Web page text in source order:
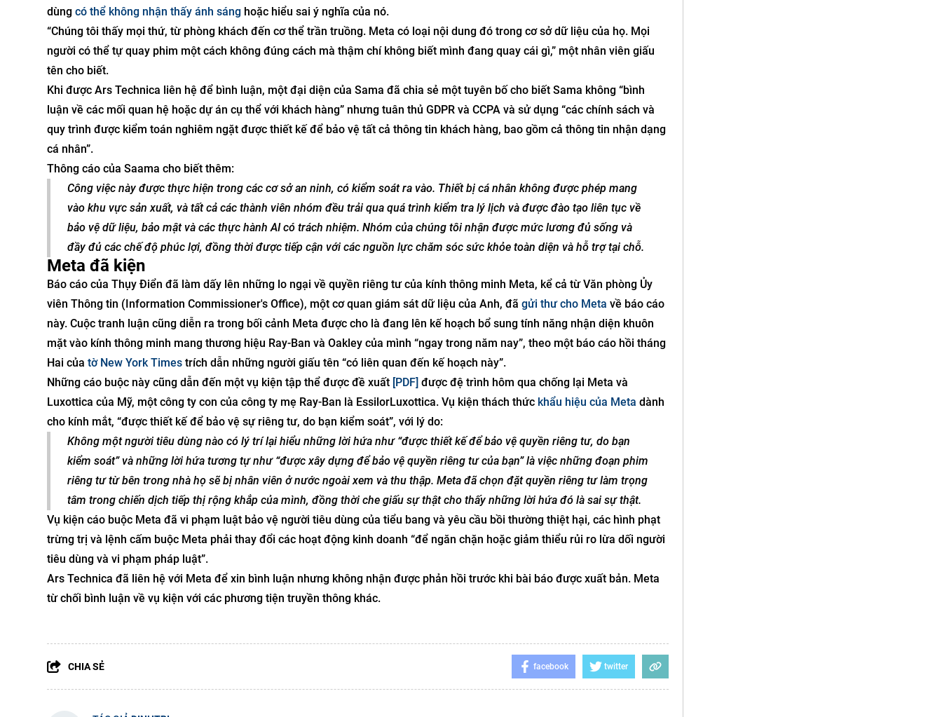
dùng có thể không nhận thấy ánh sáng hoặc hiểu sai ý nghĩa của nó.
“Chúng tôi thấy mọi thứ, từ phòng khách đến cơ thể trần truồng. Meta có loại nội dung đó trong cơ sở dữ liệu của họ. Mọi
người có thể tự quay phim một cách không đúng cách mà thậm chí không biết mình đang quay cái gì,” một nhân viên giấu
tên cho biết.
Khi được Ars Technica liên hệ để bình luận, một đại diện của Sama đã chia sẻ một tuyên bố cho biết Sama không “bình
luận về các mối quan hệ hoặc dự án cụ thể với khách hàng” nhưng tuân thủ GDPR và CCPA và sử dụng “các chính sách và
quy trình được kiểm toán nghiêm ngặt được thiết kế để bảo vệ tất cả thông tin khách hàng, bao gồm cả thông tin nhận dạng
cá nhân”.
Thông cáo của Saama cho biết thêm:
Công việc này được thực hiện trong các cơ sở an ninh, có kiểm soát ra vào. Thiết bị cá nhân không được phép mang
vào khu vực sản xuất, và tất cả các thành viên nhóm đều trải qua quá trình kiểm tra lý lịch và được đào tạo liên tục về
bảo vệ dữ liệu, bảo mật và các thực hành AI có trách nhiệm. Nhóm của chúng tôi nhận được mức lương đủ sống và
đầy đủ các chế độ phúc lợi, đồng thời được tiếp cận với các nguồn lực chăm sóc sức khỏe toàn diện và hỗ trợ tại chỗ.
Meta đã kiện
Báo cáo của Thụy Điển đã làm dấy lên những lo ngại về quyền riêng tư của kính thông minh Meta, kể cả từ Văn phòng Ủy
viên Thông tin (Information Commissioner's Office), một cơ quan giám sát dữ liệu của Anh, đã gửi thư cho Meta về báo cáo
này. Cuộc tranh luận cũng diễn ra trong bối cảnh Meta được cho là đang lên kế hoạch bổ sung tính năng nhận diện khuôn
mặt vào kính thông minh mang thương hiệu Ray-Ban và Oakley của mình “ngay trong năm nay”, theo một báo cáo hồi tháng
Hai của tờ New York Times trích dẫn những người giấu tên “có liên quan đến kế hoạch này”.
Những cáo buộc này cũng dẫn đến một vụ kiện tập thể được đề xuất [PDF] được đệ trình hôm qua chống lại Meta và
Luxottica của Mỹ, một công ty con của công ty mẹ Ray-Ban là EssilorLuxottica. Vụ kiện thách thức khẩu hiệu của Meta dành
cho kính mắt, “được thiết kế để bảo vệ sự riêng tư, do bạn kiểm soát”, với lý do:
Không một người tiêu dùng nào có lý trí lại hiểu những lời hứa như “được thiết kế để bảo vệ quyền riêng tư, do bạn
kiểm soát” và những lời hứa tương tự như “được xây dựng để bảo vệ quyền riêng tư của bạn” là việc những đoạn phim
riêng tư từ bên trong nhà họ sẽ bị nhân viên ở nước ngoài xem và thu thập. Meta đã chọn đặt quyền riêng tư làm trọng
tâm trong chiến dịch tiếp thị rộng khắp của mình, đồng thời che giấu sự thật cho thấy những lời hứa đó là sai sự thật.
Vụ kiện cáo buộc Meta đã vi phạm luật bảo vệ người tiêu dùng của tiểu bang và yêu cầu bồi thường thiệt hại, các hình phạt
trừng trị và lệnh cấm buộc Meta phải thay đổi các hoạt động kinh doanh “để ngăn chặn hoặc giảm thiểu rủi ro lừa dối người
tiêu dùng và vi phạm pháp luật”.
Ars Technica đã liên hệ với Meta để xin bình luận nhưng không nhận được phản hồi trước khi bài báo được xuất bản. Meta
từ chối bình luận về vụ kiện với các phương tiện truyền thông khác.
CHIA SẺ facebook twitter